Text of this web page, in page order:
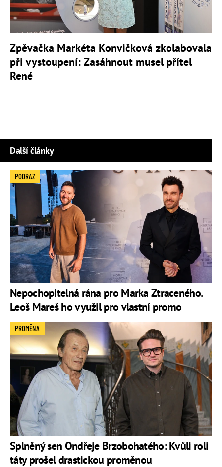
Zpěvačka Markéta Konvičková zkolabovala
při vystoupení: Zasáhnout musel přítel
René
Další články
Nepochopitelná rána pro Marka Ztraceného.
Leoš Mareš ho využil pro vlastní promo
PODRAZ
Splněný sen Ondřeje Brzobohatého: Kvůli roli
táty prošel drastickou proměnou
PROMĚNA